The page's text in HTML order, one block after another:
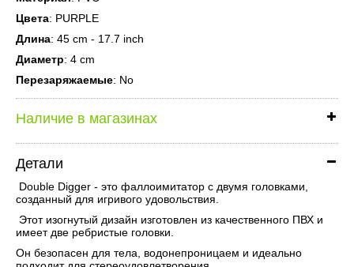
Цвета: PURPLE
Длина: 45 cm - 17.7 inch
Диаметр: 4 cm
Перезаряжаемые: No
Наличие в магазинах
Детали
Double Digger - это фаллоимитатор с двумя головками,
созданный для игривого удовольствия.
Этот изогнутый дизайн изготовлен из качественного ПВХ и
имеет две ребристые головки.
Он безопасен для тела, водонепроницаем и идеально